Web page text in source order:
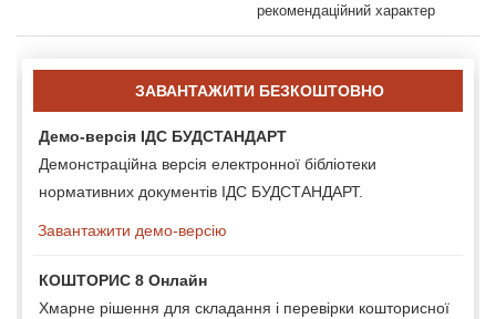
рекомендаційний характер
ЗАВАНТАЖИТИ БЕЗКОШТОВНО
Демо-версія ІДС БУДСТАНДАРТ
Демонстраційна версія електронної бібліотеки
нормативних документів ІДС БУДСТАНДАРТ.
Завантажити демо-версію
КОШТОРИС 8 Онлайн
Хмарне рішення для складання і перевірки кошторисної